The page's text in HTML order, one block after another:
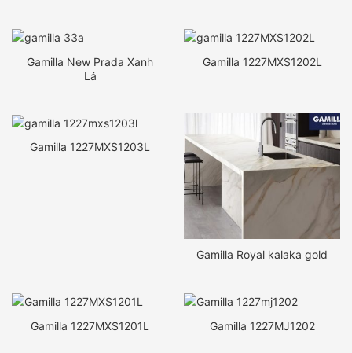
Gamilla New Prada Xanh
Lá
Gamilla 1227MXS1202L
Gamilla 1227MXS1203L
Gamilla Royal kalaka gold
Gamilla 1227MXS1201L Gamilla 1227MJ1202